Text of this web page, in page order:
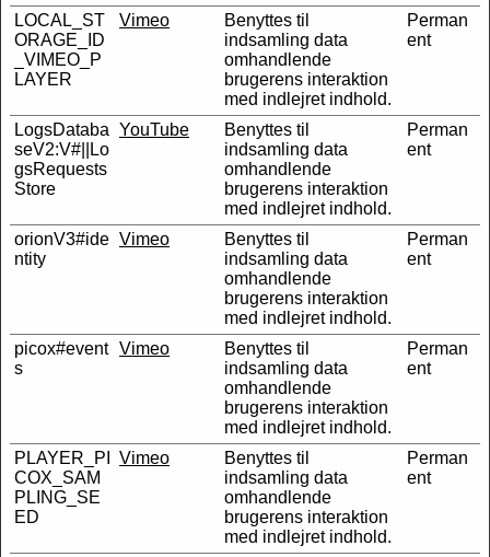
LOCAL_ST
ORAGE_ID
_VIMEO_P
LAYER
Vimeo
Benyttes til
indsamling data
omhandlende
brugerens interaktion
med indlejret indhold.
Perman
ent
LogsDataba
seV2:V#||Lo
gsRequests
Store
YouTube
Benyttes til
indsamling data
omhandlende
brugerens interaktion
med indlejret indhold.
Perman
ent
orionV3#ide
ntity
Vimeo
Benyttes til
indsamling data
omhandlende
brugerens interaktion
med indlejret indhold.
Perman
ent
picox#event
s
Vimeo
Benyttes til
indsamling data
omhandlende
brugerens interaktion
med indlejret indhold.
Perman
ent
PLAYER_PI
COX_SAM
PLING_SE
ED
Vimeo
Benyttes til
indsamling data
omhandlende
brugerens interaktion
med indlejret indhold.
Perman
ent